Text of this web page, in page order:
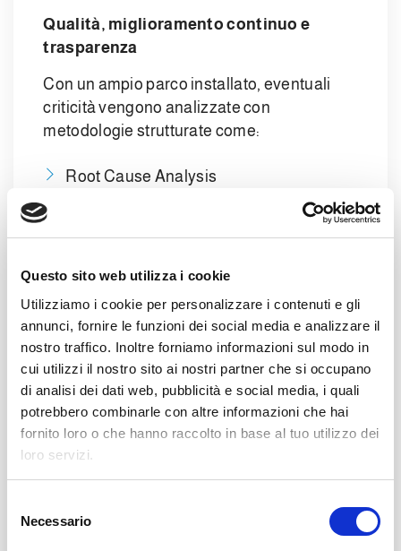
Questo sito web utilizza i cookie
Utilizziamo i cookie per personalizzare i contenuti e gli
annunci, fornire le funzioni dei social media e analizzare il
nostro traffico. Inoltre forniamo informazioni sul modo in
cui utilizzi il nostro sito ai nostri partner che si occupano
di analisi dei dati web, pubblicità e social media, i quali
potrebbero combinarle con altre informazioni che hai
fornito loro o che hanno raccolto in base al tuo utilizzo dei
loro servizi.
Necessario
Qualità, miglioramento continuo e
trasparenza
Con un ampio parco installato, eventuali
criticità vengono analizzate con
metodologie strutturate come:
Root Cause Analysis
Segue un rigoroso follow-up delle azioni
correttive.
Il cliente hamassima visibilità sul piano
produttivo , con visite frequenti,
condivisione dei programmi e monitoraggio
costante delle performance. In un contesto
seriale, il rispetto delle tempistiche è critico:
anche un singolo ritardo può generare